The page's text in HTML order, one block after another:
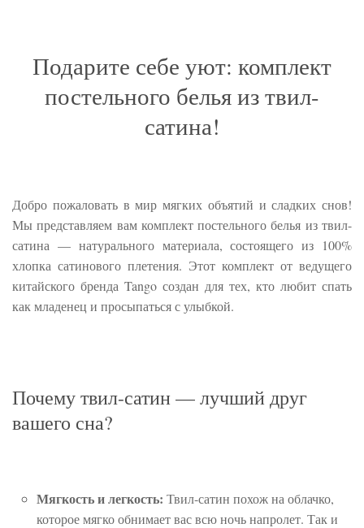
Подарите себе уют: комплект
постельного белья из твил-
сатина!
Добро пожаловать в мир мягких объятий и сладких снов!
Мы представляем вам комплект постельного белья из твил-
сатина — натурального материала, состоящего из 100%
хлопка сатинового плетения. Этот комплект от ведущего
китайского бренда Tango создан для тех, кто любит спать
как младенец и просыпаться с улыбкой.
Почему твил-сатин — лучший друг
вашего сна?
Мягкость и легкость: Твил-сатин похож на облачко,
которое мягко обнимает вас всю ночь напролет. Так и